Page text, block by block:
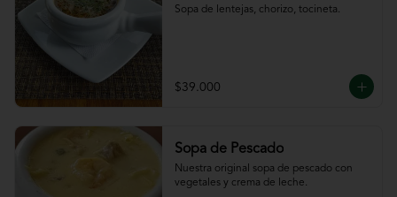
Sopa de lentejas, chorizo, tocineta.
$39.000
Sopa de Pescado
Nuestra original sopa de pescado con
vegetales y crema de leche.